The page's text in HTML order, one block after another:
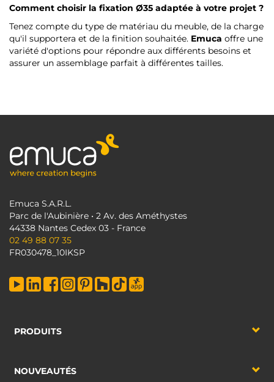
Comment choisir la fixation Ø35 adaptée à votre projet ?
Tenez compte du type de matériau du meuble, de la charge
qu'il supportera et de la finition souhaitée. Emuca offre une
variété d'options pour répondre aux différents besoins et
assurer un assemblage parfait à différentes tailles.
Emuca S.A.R.L.
Parc de l'Aubinière • 2 Av. des Améthystes
44338 Nantes Cedex 03 - France
02 49 88 07 35
FR030478_10IKSP
PRODUITS
NOUVEAUTÉS